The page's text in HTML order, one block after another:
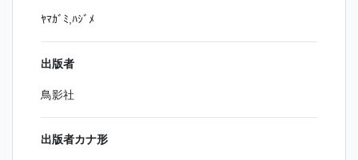
ﾔﾏｶﾞﾐ,ﾊｼﾞﾒ
出版者
鳥影社
出版者カナ形